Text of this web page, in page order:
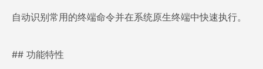
自动识别常用的终端命令并在系统原生终端中快速执行。
## 功能特性